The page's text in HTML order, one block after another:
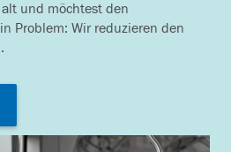
und möchtest den
Problem: Wir reduzieren den